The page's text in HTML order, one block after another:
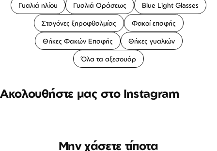
Γυαλιά ηλίου Γυαλιά Οράσεως Blue Light Glasses
Σταγόνες ξηροφθαλμίας Φακοί επαφής
Θήκες Φακών Επαφής Θήκες γυαλιών
Όλα τα αξεσουάρ
Ακολουθήστε μας στο Instagram
Μην χάσετε τίποτα